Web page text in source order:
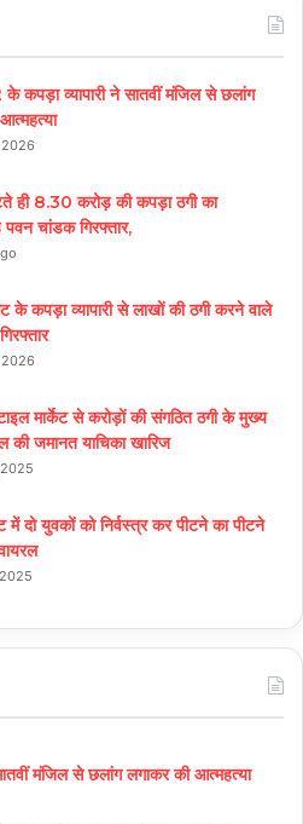
कपड़ा व्यापारी ने सातवीं मंजिल से छलांग
2026
ही 8.30 करोड़ की कपड़ा ठगी का
पवन चांडक गिरफ्तार,
के कपड़ा व्यापारी से लाखों की ठगी करने वाले
मार्केट से करोड़ों की संगठित ठगी के मुख्य
की जमानत याचिका खारिज
में दो युवकों को निर्वस्त्र कर पीटने का पीटने
मंजिल से छलांग लगाकर की आत्महत्या